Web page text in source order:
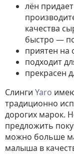
лён
качества
быстро —
приятен на
подходит
прекрасен
Слинги Yaro
традиционно
дорогих марок.
предложить
можно больше
малыша в